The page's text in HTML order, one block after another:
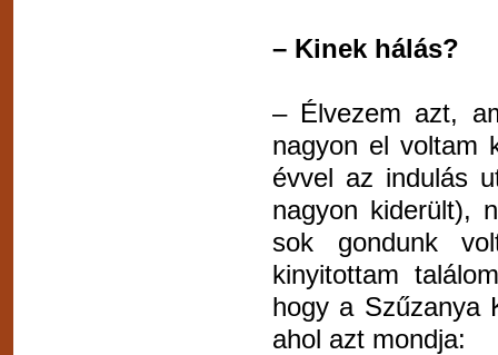
– Kinek hálás?
– Élvezem azt,
nagyon el voltam
évvel az indulás
nagyon kiderült),
sok gondunk
kinyitottam
hogy a Szűzanya
ahol azt mondja: